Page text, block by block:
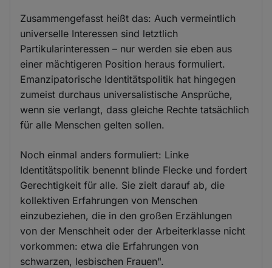
Zusammengefasst heißt das: Auch vermeintlich
universelle Interessen sind letztlich
Partikularinteressen – nur werden sie eben aus
einer mächtigeren Position heraus formuliert.
Emanzipatorische Identitätspolitik hat hingegen
zumeist durchaus universalistische Ansprüche,
wenn sie verlangt, dass gleiche Rechte tatsächlich
für alle Menschen gelten sollen.
Noch einmal anders formuliert: Linke
Identitätspolitik benennt blinde Flecke und fordert
Gerechtigkeit für alle. Sie zielt darauf ab, die
kollektiven Erfahrungen von Menschen
einzubeziehen, die in den großen Erzählungen
von der Menschheit oder der Arbeiterklasse nicht
vorkommen: etwa die Erfahrungen von
schwarzen, lesbischen Frauen".